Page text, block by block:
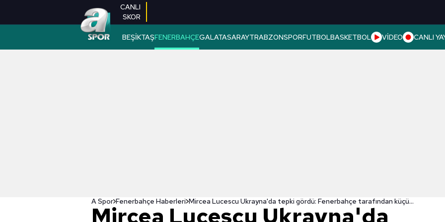
CANLI
SKOR
BEŞİKTAŞFENERBAHÇEGALATASARAYTRABZONSPORFUTBOLBASKETBOL VİDEO CANLI
A Spor Fenerbahçe Haberleri Mircea Lucescu Ukrayna'da tepki gördü: Fenerbahçe tarafından küçük düşürüldü!
Mircea Lucescu Ukrayna'da